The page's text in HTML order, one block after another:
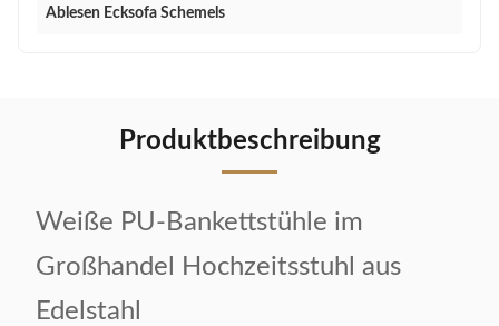
Ablesen Ecksofa Schemels
Produktbeschreibung
Weiße PU-Bankettstühle im
Großhandel Hochzeitsstuhl aus
Edelstahl